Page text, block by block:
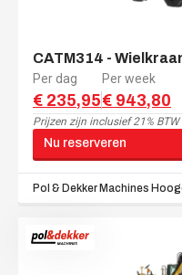
CATM314 -
Per dag
€ 235,95
Per week
€ 943,80
Prijzen zijn inclusief 21% BTW
Nu reserveren
Pol & Dekker Machines